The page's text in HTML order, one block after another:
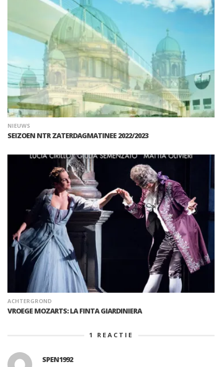
NIEUWS
SEIZOEN NTR ZATERDAGMATINEE 2022/2023
ACHTERGROND
VROEGE MOZARTS: LA FINTA GIARDINIERA
1 REACTIE
SPEN1992